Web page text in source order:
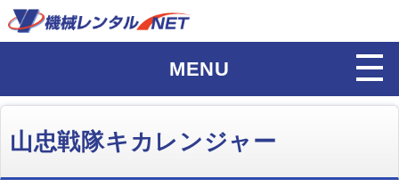
MENU
山忠戦隊キカレンジャー